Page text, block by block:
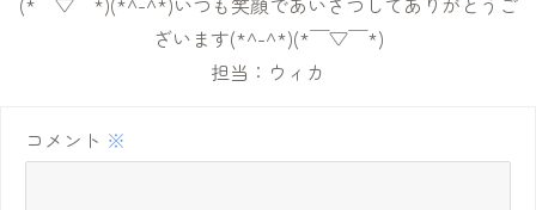
ざいます(*^-^*)(*￣▽￣*)
担当：ウィカ
コメント ※